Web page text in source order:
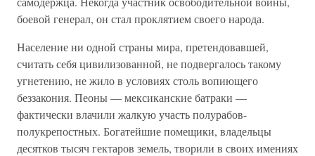
боевой генерал, он стал проклятием своего народа.
Население ни одной страны мира, претендовавшей,
считать себя цивилизованной, не подвергалось такому
угнетению, не жило в условиях столь вопиющего
беззакония. Пеоны — мексиканские батраки —
фактически влачили жалкую участь полурабов-
полукрепостных. Богатейшие помещики, владельцы
десятков тысяч гектаров земель, творили в своих имениях